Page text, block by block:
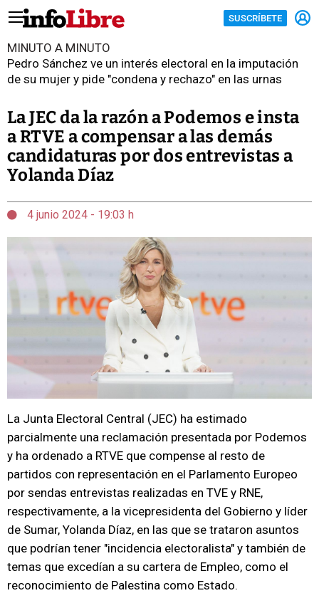
SUSCRÍBETE
MINUTO A MINUTO
Pedro Sánchez ve un interés electoral en la imputación
de su mujer y pide "condena y rechazo" en las urnas
La JEC da la razón a Podemos e insta
a RTVE a compensar a las demás
candidaturas por dos entrevistas a
Yolanda Díaz
4 junio 2024 - 19:03 h
La Junta Electoral Central (JEC) ha estimado
parcialmente una reclamación presentada por Podemos
y ha ordenado a RTVE que compense al resto de
partidos con representación en el Parlamento Europeo
por sendas entrevistas realizadas en TVE y RNE,
respectivamente, a la vicepresidenta del Gobierno y líder
de Sumar, Yolanda Díaz, en las que se trataron asuntos
que podrían tener "incidencia electoralista" y también de
temas que excedían a su cartera de Empleo, como el
reconocimiento de Palestina como Estado.